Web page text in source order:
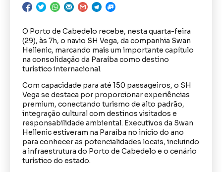
O Porto de Cabedelo recebe, nesta quarta-feira
(29), às 7h, o navio SH Vega, da companhia Swan
Hellenic, marcando mais um importante capítulo
na consolidação da Paraíba como destino
turístico internacional.
Com capacidade para até 150 passageiros, o SH
Vega se destaca por proporcionar experiências
premium, conectando turismo de alto padrão,
integração cultural com destinos visitados e
responsabilidade ambiental. Executivos da Swan
Hellenic estiveram na Paraíba no início do ano
para conhecer as potencialidades locais, incluindo
a infraestrutura do Porto de Cabedelo e o cenário
turístico do estado.